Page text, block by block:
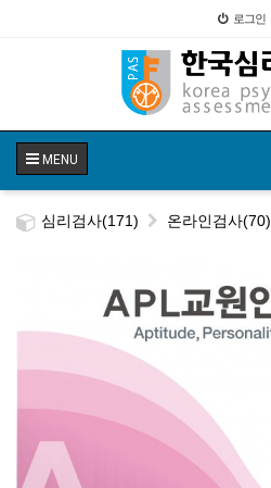
로그인
MENU
심리검사(171) 온라인검사(70)